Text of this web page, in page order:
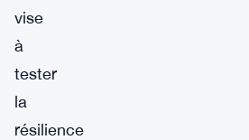
vise
à
tester
la
résilience